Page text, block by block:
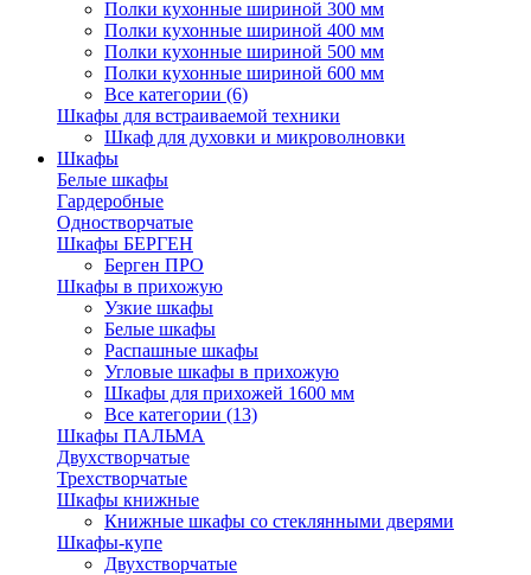
Полки кухонные шириной 300 мм
Полки кухонные шириной 400 мм
Полки кухонные шириной 500 мм
Полки кухонные шириной 600 мм
Все категории (6)
Шкафы для встраиваемой техники
Шкаф для духовки и микроволновки
Шкафы
Белые шкафы
Гардеробные
Одностворчатые
Шкафы БЕРГЕН
Берген ПРО
Шкафы в прихожую
Узкие шкафы
Белые шкафы
Распашные шкафы
Угловые шкафы в прихожую
Шкафы для прихожей 1600 мм
Все категории (13)
Шкафы ПАЛЬМА
Двухстворчатые
Трехстворчатые
Шкафы книжные
Книжные шкафы со стеклянными дверями
Шкафы-купе
Двухстворчатые